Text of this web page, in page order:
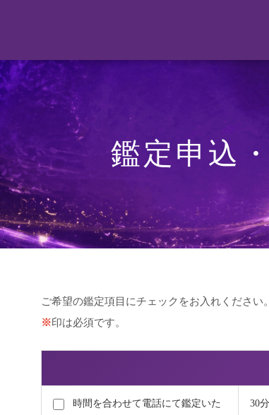
鑑定申込
ご希望の鑑定項目にチェックをお入れください。
※印は必須です。
時間を合わせて電話にて鑑定いた
30